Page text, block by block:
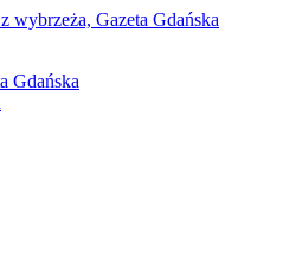
Gdańska